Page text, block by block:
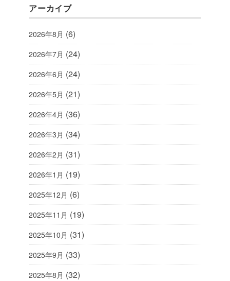
アーカイブ
2026年8月 (6)
2026年7月 (24)
2026年6月 (24)
2026年5月 (21)
2026年4月 (36)
2026年3月 (34)
2026年2月 (31)
2026年1月 (19)
2025年12月 (6)
2025年11月 (19)
2025年10月 (31)
2025年9月 (33)
2025年8月 (32)